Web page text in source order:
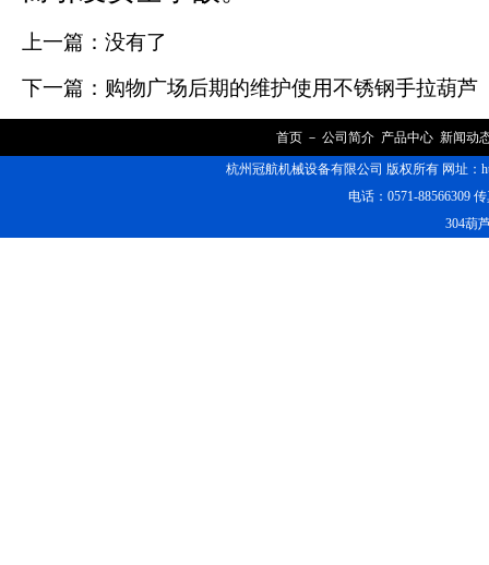
上一篇：没有了
下一篇： 购物广场后期的维护使用不锈钢手拉葫芦
首页 － 公司简介 产品中心 新闻动
杭州冠航机械设备有限公司 版权所有 网址：
电话：0571-88566309
304葫